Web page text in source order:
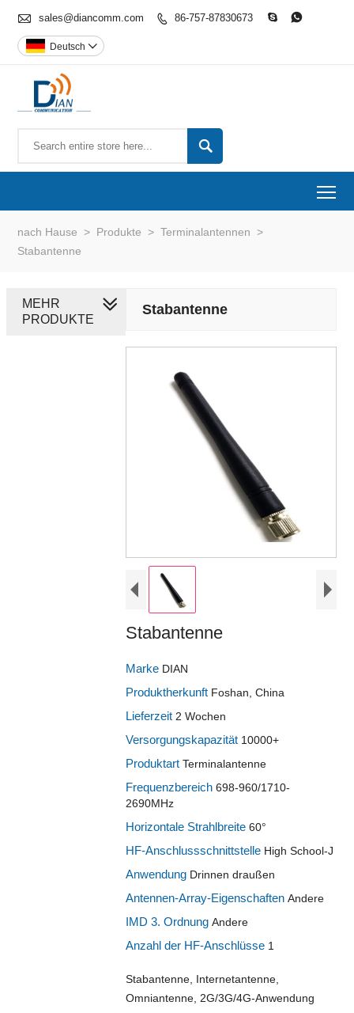
 sales@diancomm.com  86-757-87830673  
Deutsch 

nach Hause > Produkte > Terminalantennen >
Stabantenne
Stabantenne
Stabantenne
Marke DIAN
Produktherkunft Foshan, China
Lieferzeit 2 Wochen
Versorgungskapazität 10000+
Produktart Terminalantenne
Frequenzbereich 698-960/1710-
2690MHz
Horizontale Strahlbreite 60°
HF-Anschlussschnittstelle High School-J
Anwendung Drinnen draußen
Antennen-Array-Eigenschaften Andere
IMD 3. Ordnung Andere
Anzahl der HF-Anschlüsse 1
Stabantenne, Internetantenne,
Omniantenne, 2G/3G/4G-Anwendung
MEHR
PRODUKTE